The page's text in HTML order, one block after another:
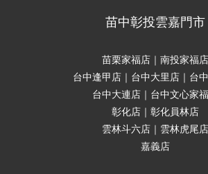
苗中彰投雲嘉門市
苗栗家福店｜南投家福店
台中逢甲店｜台中大里店｜台
台中大連店｜台中文心家
彰化店｜彰化員林店
雲林斗六店｜雲林虎尾店
嘉義店